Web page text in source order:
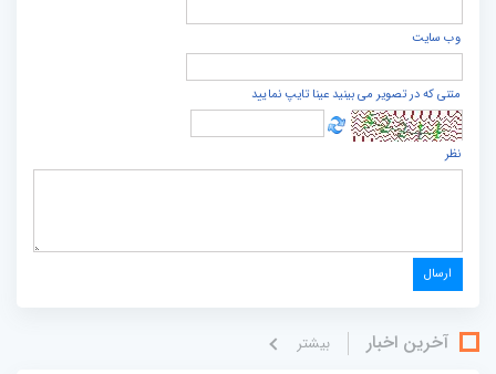
وب سایت
متنی که در تصویر می بینید عینا تایپ نمایید
نظر
آخرین اخبار بيشتر